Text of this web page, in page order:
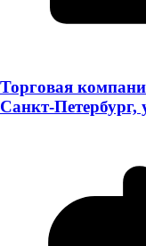
Торговая
Санкт-Петербург,